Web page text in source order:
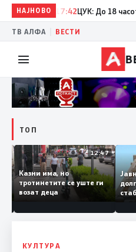
НАЈНОВО17:42ЦУК: До 18 часот 11
ТВ АЛФА ВЕСТИ
ТОП
12:47
Казни има, но
тротинетите се уште ги
возат деца
КУЛТУРА